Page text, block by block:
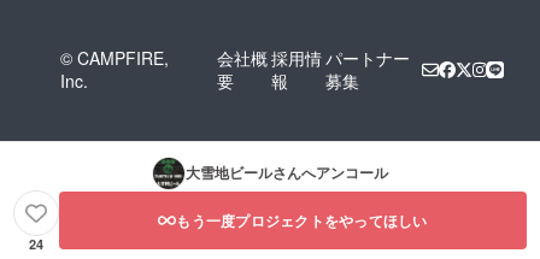
© CAMPFIRE,
Inc.
会社概
要
採用情
報
パートナー
募集
大雪地ビールさんへアンコール
24
もう一度プロジェクトをやってほしい